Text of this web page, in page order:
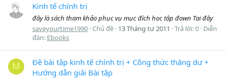
Kinh tế chính trị
đây là sách tham khảo phục vụ mục đích học tập đown Tại đây
saveyourtime1990 Chủ đề 13 Tháng tư 2011 Trả lời: 0 Diễn
đàn: Ebooks
M
Đề bài tập kinh tế chính trị + Công thức thặng dư +
Hướng dẫn giải Bài tập